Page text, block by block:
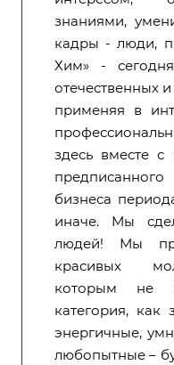
знаниями,
кадры - люди,
Хим» -
отечественных
применяя в
здесь вместе
бизнеса
иначе. Мы
людей! Мы
красивых
которым не
категория, как
энергичные,
любопытные –